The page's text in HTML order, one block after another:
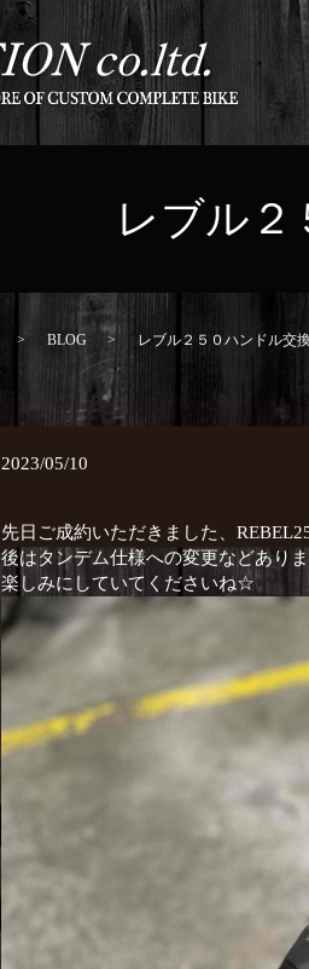
レブル
BLOG レブル２５０ハンドル交
2023/05/10
先日ご成約いただきました、
後はタンデム仕様への変更などあり
楽しみにしていてくださいね☆